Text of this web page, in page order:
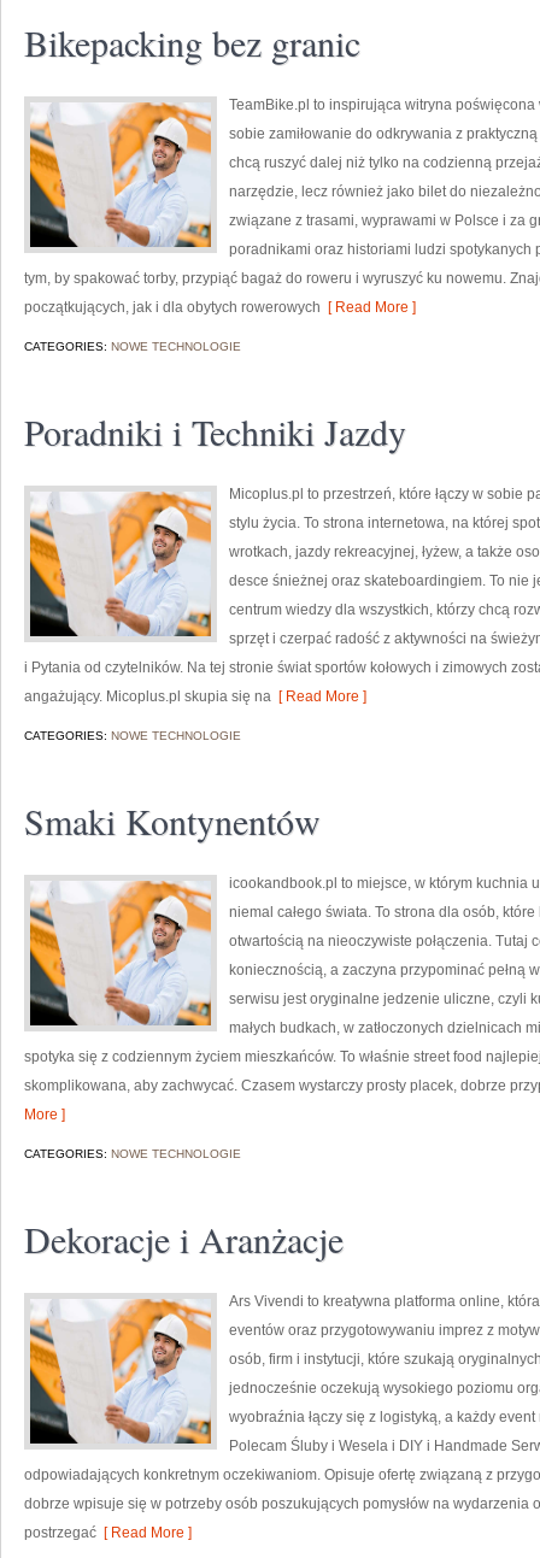
Bikepacking bez granic
TeamBike.pl to inspirująca witryna poświęcona
sobie zamiłowanie do odkrywania z
chcą ruszyć dalej niż tylko na codzienną
narzędzie, lecz również jako bilet do
związane z trasami, wyprawami w Polsce i za
poradnikami oraz historiami ludzi spotykanych
tym, by spakować torby, przypiąć bagaż do roweru i wyruszyć ku nowemu.
początkujących, jak i dla obytych rowerowych [ Read More ]
CATEGORIES: NOWE TECHNOLOGIE
Poradniki i Techniki Jazdy
Micoplus.pl to przestrzeń, które łączy w sobie
stylu życia. To strona internetowa, na której
wrotkach, jazdy rekreacyjnej, łyżew, a także
desce śnieżnej oraz skateboardingiem. To nie
centrum wiedzy dla wszystkich, którzy chcą
sprzęt i czerpać radość z aktywności na
i Pytania od czytelników. Na tej stronie świat sportów kołowych i zimowych
angażujący. Micoplus.pl skupia się na [ Read More ]
CATEGORIES: NOWE TECHNOLOGIE
Smaki Kontynentów
icookandbook.pl to miejsce, w którym kuchnia
niemal całego świata. To strona dla osób,
otwartością na nieoczywiste połączenia. Tutaj
koniecznością, a zaczyna przypominać pełną
serwisu jest oryginalne jedzenie uliczne, czyli
małych budkach, w zatłoczonych dzielnicach
spotyka się z codziennym życiem mieszkańców. To właśnie street food
skomplikowana, aby zachwycać. Czasem wystarczy prosty placek, dobrze
More ]
CATEGORIES: NOWE TECHNOLOGIE
Dekoracje i Aranżacje
Ars Vivendi to kreatywna platforma online,
eventów oraz przygotowywaniu imprez z
osób, firm i instytucji, które szukają
jednocześnie oczekują wysokiego poziomu
wyobraźnia łączy się z logistyką, a każdy
Polecam Śluby i Wesela i DIY i Handmade
odpowiadających konkretnym oczekiwaniom. Opisuje ofertę związaną z
dobrze wpisuje się w potrzeby osób poszukujących pomysłów na wydarzenia
postrzegać [ Read More ]